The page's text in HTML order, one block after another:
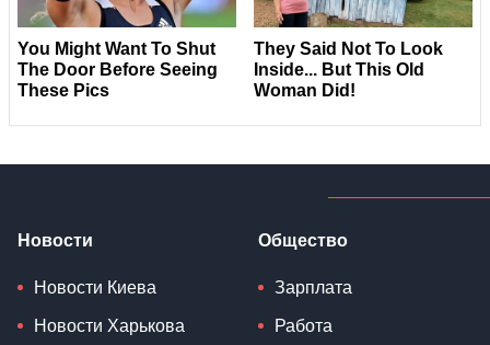
Новости
Новости Киева
Новости Харькова
Общество
Зарплата
Работа